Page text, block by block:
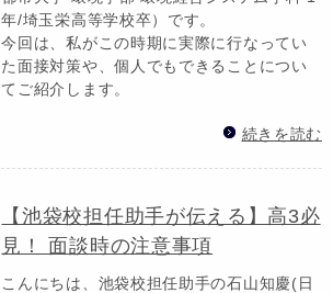
年/埼玉栄高等学校卒）です。
今回は、私がこの時期に実際に行なってい
た面接対策や、個人でもできることについ
てご紹介します。
続きを読む
【池袋校担任助手が伝える】高3必
見！ 面談時の注意事項
こんにちは、池袋校担任助手の石山知慶(日